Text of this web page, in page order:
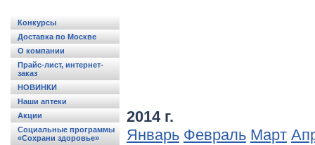
Конкурсы
Доставка по Москве
О компании
Прайс-лист, интернет-
заказ
НОВИНКИ
Наши аптеки
Акции
Социальные программы
«Сохрани здоровье»
2014 г.
Январь Февраль Март